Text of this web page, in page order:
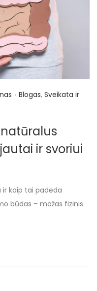
. P
t
e
n
Blogas, Sveikata ir
ir svoriui
ir kaip tai padeda
būdas – mažas fizinis